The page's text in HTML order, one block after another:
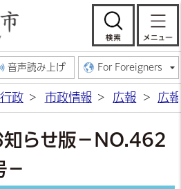
常陸大宮市公
検
音声読み上げ For Foreigners
政 市政情報 広報 広
知らせ版－NO.462
－